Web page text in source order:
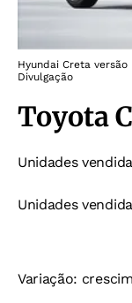
Hyundai Creta
Divulgação
Toyota
Unidades
Unidades
Variação: